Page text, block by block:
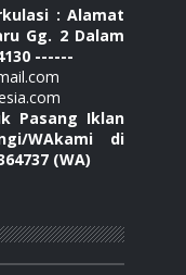
: Alamat
Gg. 2 Dalam
------
Pasang Iklan
WAkami di
(WA)